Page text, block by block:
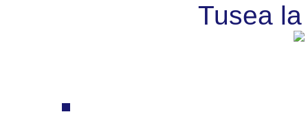
Tusea